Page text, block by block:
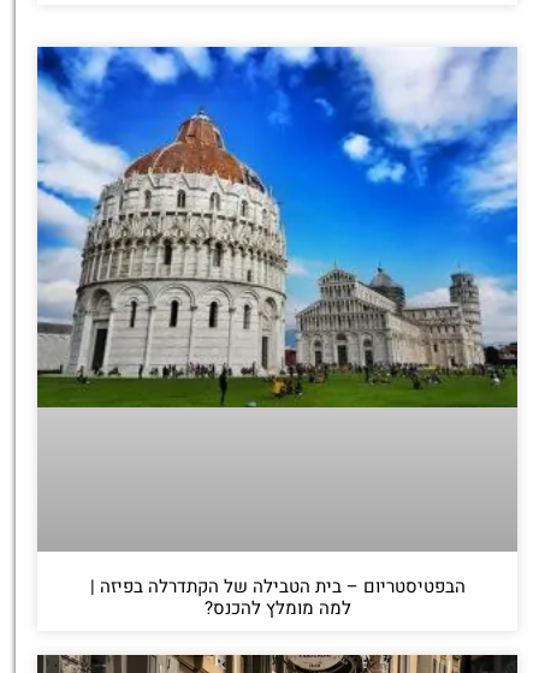
הבפטיסטריום – בית הטבילה של הקתדרלה בפיזה |
למה מומלץ להכנס?